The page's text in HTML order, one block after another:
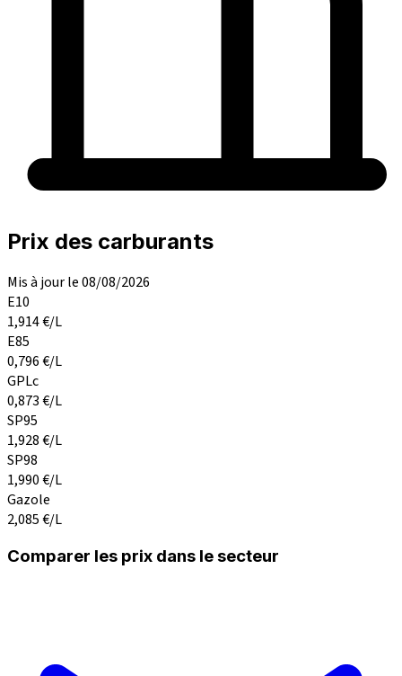
Prix des carburants
Mis à jour le 08/08/2026
E10
1,914€/L
E85
0,796€/L
GPLc
0,873€/L
SP95
1,928€/L
SP98
1,990€/L
Gazole
2,085€/L
Comparer les prix dans le secteur